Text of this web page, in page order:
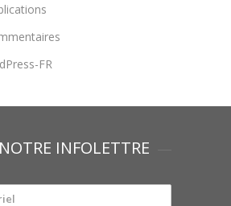
FR
INFOLETTRE